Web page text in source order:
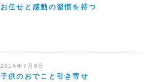
お任せと感動の習慣を持つ
2016年7月8日
子供のおでこと引き寄せ